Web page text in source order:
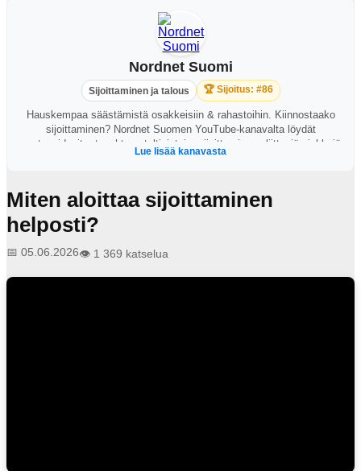
Nordnet Suomi
Sijoittaminen ja talous 🏆 Sijoitus: #86
Hauskempaa säästämistä osakkeisiin & rahastoihin. Kiinnostaako
sijoittaminen? Nordnet Suomen YouTube-kanavalta löydät
opetusvideoita, tapahtumataltiointeja, sijoittamiseen liittyviä vinkkejä
ja muita ajankohtaisia säästämiseen ja sijoittamiseen liittyviä
Lue lisää kanavasta
Miten aloittaa sijoittaminen
helposti?
📅 05.06.2026👁️ 1 369 katselua